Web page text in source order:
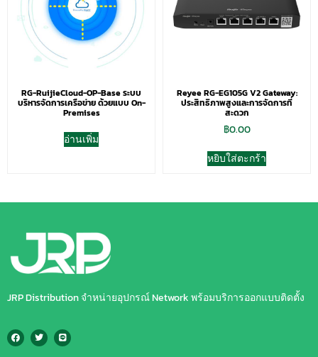
RG-RuijieCloud-OP-Base ระบบ
บริหารจัดการเครือข่าย ด้วยแบบ On-
Premises
อ่านเพิ่ม
Reyee RG-EG105G V2 Gateway:
ประสิทธิภาพสูงและการจัดการที่
สะดวก
฿0.00
หยิบใส่ตะกร้า
JRP Distribution จำหน่ายอุปกรณ์ Network พร้อมบริการออกแบบติดตั้ง